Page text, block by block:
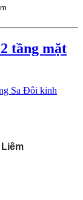
tầng mặt